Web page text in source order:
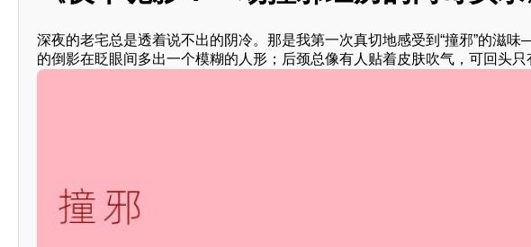
深夜的老宅总是透着说不出的阴冷。那是我第一次真切地感受到“撞邪”的滋
的倒影在眨眼间多出一个模糊的人形；后颈总像有人贴着皮肤吹气，可回头只